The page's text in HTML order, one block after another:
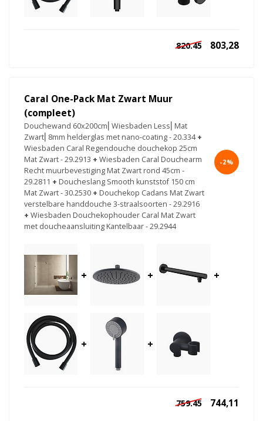
820.45 803,28
Caral One-Pack Mat Zwart Muur
(compleet)
Douchewand 60x200cm⎢Wiesbaden Less⎢Mat
Zwart⎢8mm helderglas met nano-coating - 20.334 +
Wiesbaden Caral Regendouche douchekop 25cm
Mat Zwart - 29.2913 + Wiesbaden Caral Douchearm
Recht muurbevestiging Mat Zwart rond 45cm -
29.2811 + Doucheslang Smooth kunststof 150 cm
Mat Zwart - 30.2530 + Douchekop Cadans Mat Zwart
verstelbare handdouche 3-straalsoorten - 29.2916
+ Wiesbaden Douchekophouder Caral Mat Zwart
met doucheaansluiting Kantelbaar - 29.2944
-2%
+ + +
+ +
759.45 744,11